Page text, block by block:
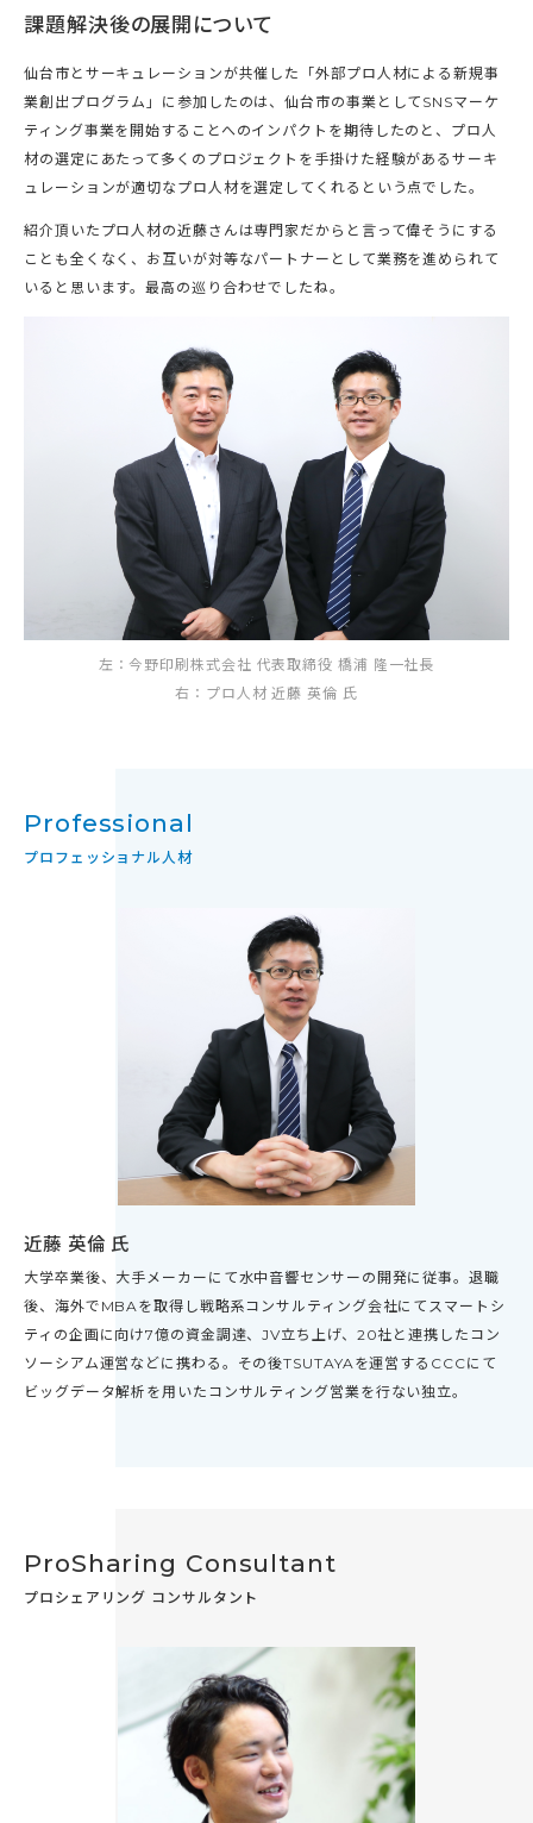
課題解決後の展開について
仙台市とサーキュレーションが共催した「外部プロ人材による新規事
業創出プログラム」に参加したのは、仙台市の事業としてSNSマーケ
ティング事業を開始することへのインパクトを期待したのと、プロ人
材の選定にあたって多くのプロジェクトを手掛けた経験があるサーキ
ュレーションが適切なプロ人材を選定してくれるという点でした。
紹介頂いたプロ人材の近藤さんは専門家だからと言って偉そうにする
ことも全くなく、お互いが対等なパートナーとして業務を進められて
いると思います。最高の巡り合わせでしたね。
左：今野印刷株式会社 代表取締役 橋浦 隆一社長
右：プロ人材 近藤 英倫 氏
Professional
プロフェッショナル人材
近藤 英倫 氏
大学卒業後、大手メーカーにて水中音響センサーの開発に従事。退職
後、海外でMBAを取得し戦略系コンサルティング会社にてスマートシ
ティの企画に向け7億の資金調達、JV立ち上げ、20社と連携したコン
ソーシアム運営などに携わる。その後TSUTAYAを運営するCCCにて
ビッグデータ解析を用いたコンサルティング営業を行ない独立。
ProSharing Consultant
プロシェアリング コンサルタント